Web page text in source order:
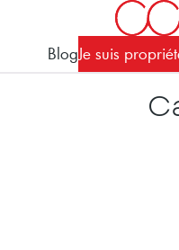
BlogJe suis